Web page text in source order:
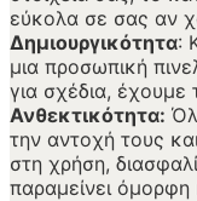
εύκολα σε σας αν
Δημιουργικότητα:
μια προσωπική
για σχέδια, έχουμε
Ανθεκτικότητα:
την αντοχή τους
στη χρήση,
παραμείνει όμορφη